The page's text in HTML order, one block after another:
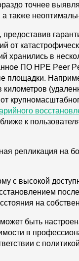
точнее
от
в
ПО HPE Peer
площадки.
к
репликация на
с высокой
на
быть
в
с